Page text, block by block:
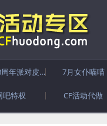
雷神-18周年派对皮肤 7月女仆喵喵
吧特权 CF活动代做